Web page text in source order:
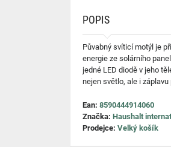
POPIS
Půvabný svíticí motýl je
energie ze solárního
jedné LED diodě v jeho
nejen světlo, ale i
Ean: 8590444914060
Značka: Haushalt
Prodejce: Velký košík